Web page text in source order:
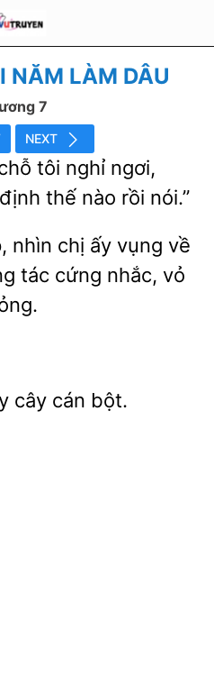
NĂM LÀM DÂU
7
NEXT
tôi nghỉ ngơi,
thế nào nói.”
nhìn chị ấy vụng về
tác cứng nhắc, vỏ
cây